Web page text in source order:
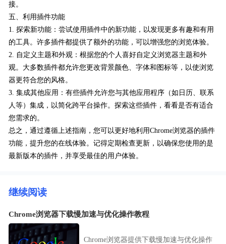
接。
五、利用插件功能
1. 探索新功能：尝试使用插件中的新功能，以发现更多有趣和有用
的工具。许多插件都提供了额外的功能，可以增强您的浏览体验。
2. 自定义主题和外观：根据您的个人喜好自定义浏览器主题和外
观。大多数插件都允许您更改背景颜色、字体和图标等，以使浏览
器更符合您的风格。
3. 集成其他应用：有些插件允许您与其他应用程序（如日历、联系
人等）集成，以简化跨平台操作。探索这些插件，看看是否有适合
您需求的。
总之，通过遵循上述指南，您可以更好地利用Chrome浏览器的插件
功能，提升您的在线体验。记得定期检查更新，以确保您使用的是
最新版本的插件，并享受最佳的用户体验。
继续阅读
Chrome浏览器下载慢加速与优化操作教程
Chrome浏览器提供下载慢加速与优化操作